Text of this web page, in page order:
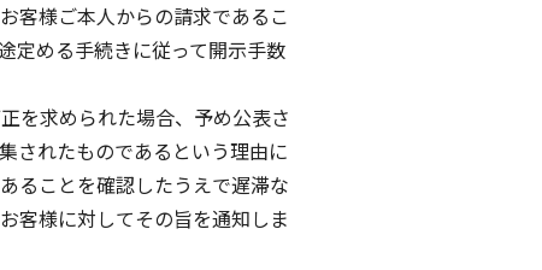
客様ご本人からの請求であるこ
定める手続きに従って開示手数
を求められた場合、予め公表さ
されたものであるという理由に
ることを確認したうえで遅滞な
客様に対してその旨を通知しま